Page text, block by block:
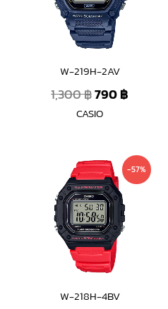
W-219H-2AV
1,300฿790฿
CASIO
-57%
W-218H-4BV
Original
price
was:
1,590 ฿.
Current
price